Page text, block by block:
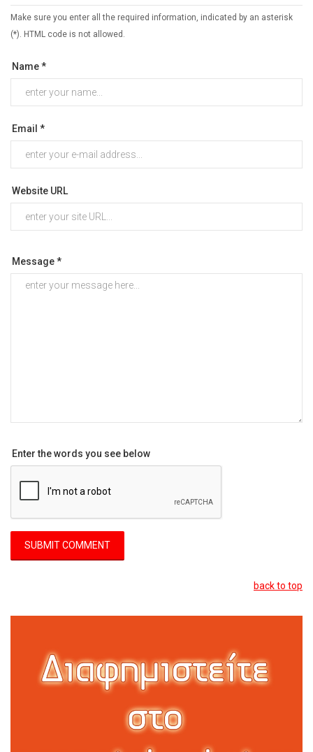
Make sure you enter all the required information, indicated by an asterisk
(*). HTML code is not allowed.
Name *
Email *
Website URL
Message *
Enter the words you see below
back to top